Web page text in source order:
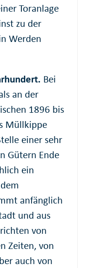
Toranlage
zu der
Werden
Bei
an der
1896 bis
Müllkippe
einer sehr
Gütern Ende
ein
anfänglich
und aus
von
Zeiten, von
auch von